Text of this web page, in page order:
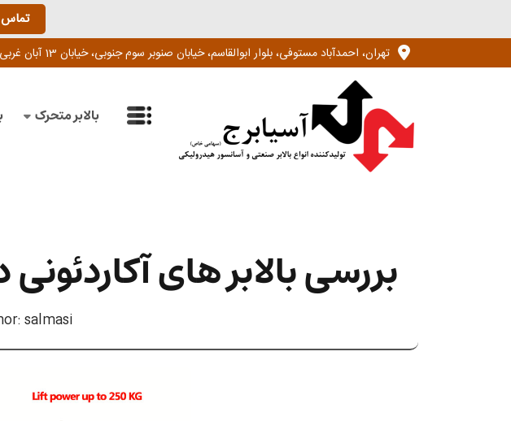
to
تهران، احمدآباد مستوفی، بلوار ابوالقاسم، خیابان صنوبر سوم جنوبی، خیابان 13 آبان غربی، پلاک 22 و 24
بالابر متحرک
بررسی بالابر های
salmasi